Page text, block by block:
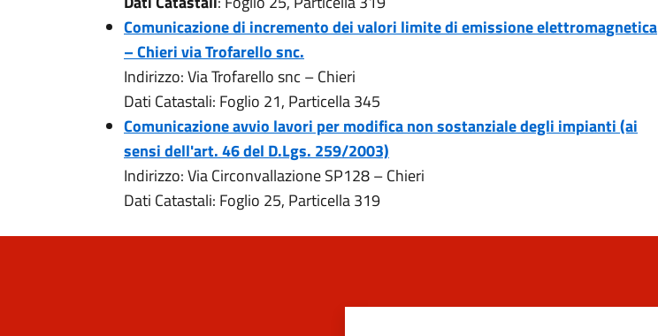
Comunicazione di incremento dei valori limite di emissione elettromagnetica
– Chieri via Trofarello snc.
Indirizzo: Via Trofarello snc – Chieri
Dati Catastali: Foglio 21, Particella 345
Comunicazione avvio lavori per modifica non sostanziale degli impianti (ai
sensi dell'art. 46 del D.Lgs. 259/2003)
Indirizzo: Via Circonvallazione SP128 – Chieri
Dati Catastali: Foglio 25, Particella 319